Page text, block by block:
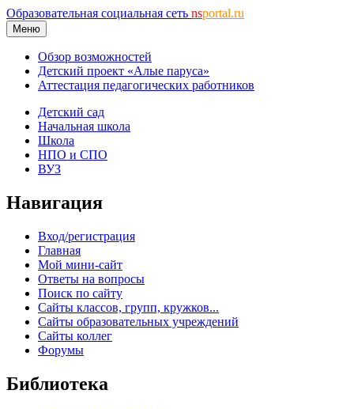
Образовательная социальная сеть nsportal.ru
Меню
Обзор возможностей
Детский проект «Алые паруса»
Аттестация педагогических работников
Детский сад
Начальная школа
Школа
НПО и СПО
ВУЗ
Навигация
Вход/регистрация
Главная
Мой мини-сайт
Ответы на вопросы
Поиск по сайту
Сайты классов, групп, кружков...
Сайты образовательных учреждений
Сайты коллег
Форумы
Библиотека